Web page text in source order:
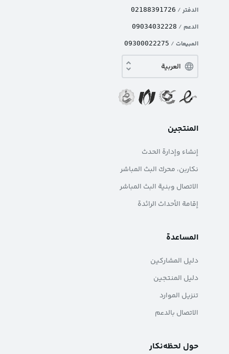
الدفتر /
02188391726
الدعم /
09034032228
المبيعات /
09300022275
المنتجين
إنشاء وإدارة الحدث
نکاربن، محرك البث المباشر
الاتصال وبنية البث المباشر
إقامة الأحداث الرائدة
المساعدة
دليل المشاركين
دليل المنتجين
تنزيل الموارد
الاتصال بالدعم
حول لحظه‌نکار